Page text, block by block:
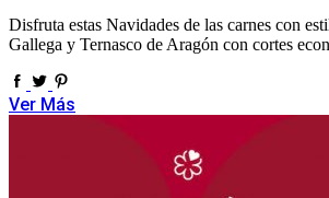
Disfruta estas Navidades de las carnes con
Gallega y Ternasco de Aragón con cortes
Ver Más